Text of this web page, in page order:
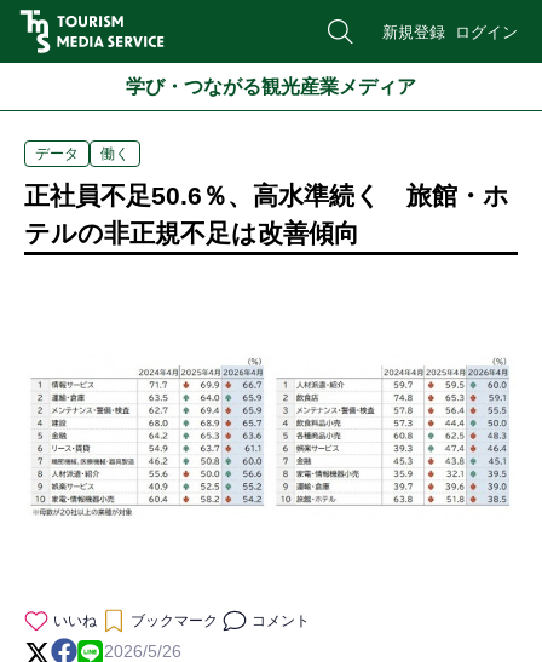
新規登録 ログイン
学び・つながる観光産業メディア
データ 働く
正社員不足50.6％、高水準続く 旅館・ホ
テルの非正規不足は改善傾向
いいね ブックマーク コメント
2026/5/26